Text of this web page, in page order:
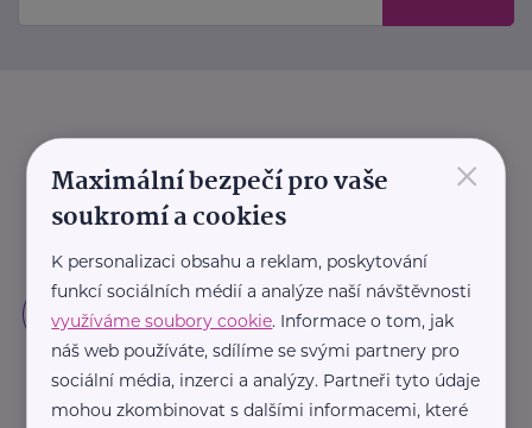
×
Maximální bezpečí pro vaše
soukromí a cookies
K personalizaci obsahu a reklam, poskytování
funkcí sociálních médií a analýze naší návštěvnosti
využíváme soubory cookie. Informace o tom, jak
náš web používáte, sdílíme se svými partnery pro
sociální média, inzerci a analýzy. Partneři tyto údaje
mohou zkombinovat s dalšími informacemi, které